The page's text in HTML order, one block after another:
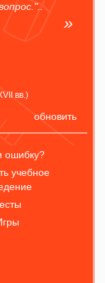
вв.)
обновить
ошибку?
учебное